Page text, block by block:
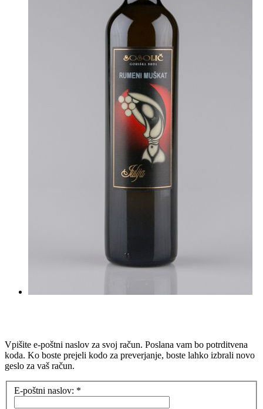
Vpišite e-poštni naslov za svoj račun. Poslana vam bo potrditvena
koda. Ko boste prejeli kodo za preverjanje, boste lahko izbrali novo
geslo za vaš račun.
E-poštni naslov: *